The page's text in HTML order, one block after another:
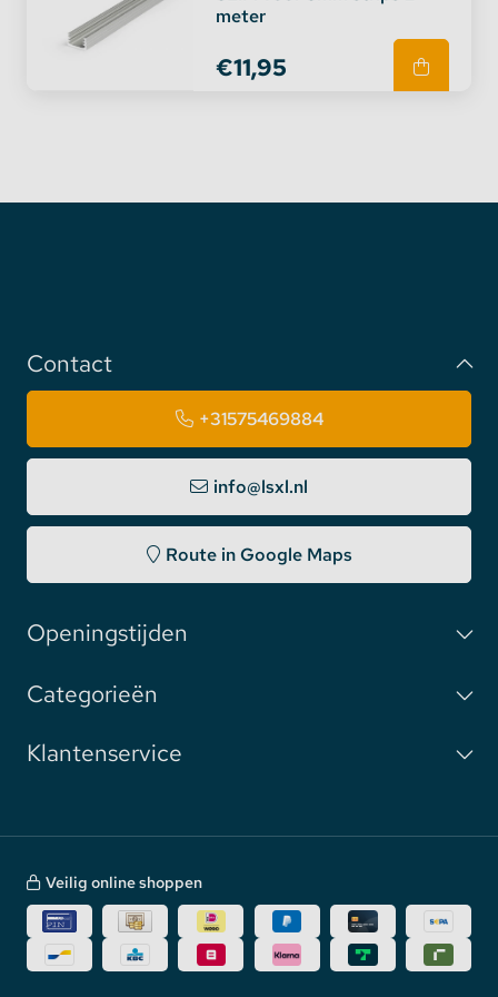
meter
€11,95
Contact
+31575469884
info@lsxl.nl
Route in Google Maps
Openingstijden
Categorieën
Klantenservice
Veilig online shoppen